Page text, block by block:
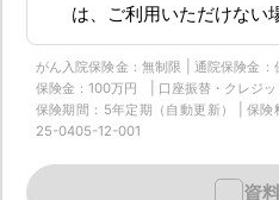
は、ご利用いただけない
がん入院保険金：無制限 | 通院保険金
保険金：100万円 | 口座振替・クレジッ
保険期間：5年定期（自動更新） | 保険
25-0405-12-001
資